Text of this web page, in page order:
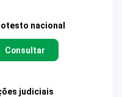
nacional
Consultar
judiciais